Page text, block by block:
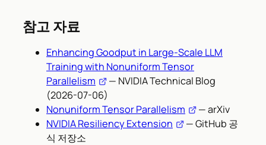
참고 자료
Enhancing Goodput in Large-Scale LLM
Training with Nonuniform Tensor
Parallelism
— NVIDIA Technical Blog
(2026-07-06)
Nonuniform Tensor Parallelism
— arXiv
NVIDIA Resiliency Extension
— GitHub 공
식 저장소